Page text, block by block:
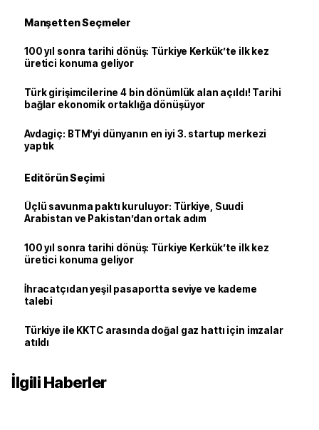
Manşetten Seçmeler
100 yıl sonra tarihi dönüş: Türkiye Kerkük’te ilk kez
üretici konuma geliyor
Türk girişimcilerine 4 bin dönümlük alan açıldı! Tarihi
bağlar ekonomik ortaklığa dönüşüyor
Avdagiç: BTM’yi dünyanın en iyi 3. startup merkezi
yaptık
Editörün Seçimi
Üçlü savunma paktı kuruluyor: Türkiye, Suudi
Arabistan ve Pakistan’dan ortak adım
100 yıl sonra tarihi dönüş: Türkiye Kerkük’te ilk kez
üretici konuma geliyor
İhracatçıdan yeşil pasaportta seviye ve kademe
talebi
Türkiye ile KKTC arasında doğal gaz hattı için imzalar
atıldı
İlgili Haberler